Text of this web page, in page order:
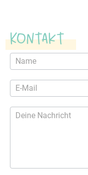
Kontakt
Kontaktformular